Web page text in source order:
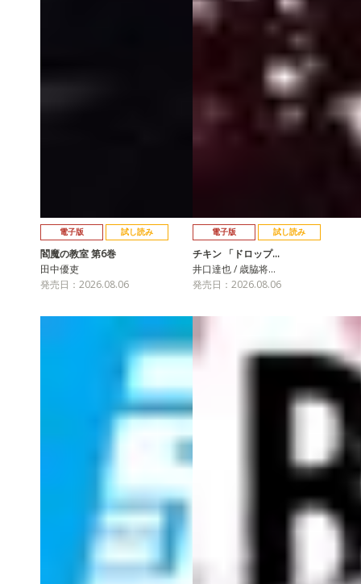
電子版 試し読み
閻魔の教室 第6巻
田中優吏
発売日：2026.08.06
電子版 試し読み
チキン 「ドロップ…
井口達也 / 歳脇将…
発売日：2026.08.06